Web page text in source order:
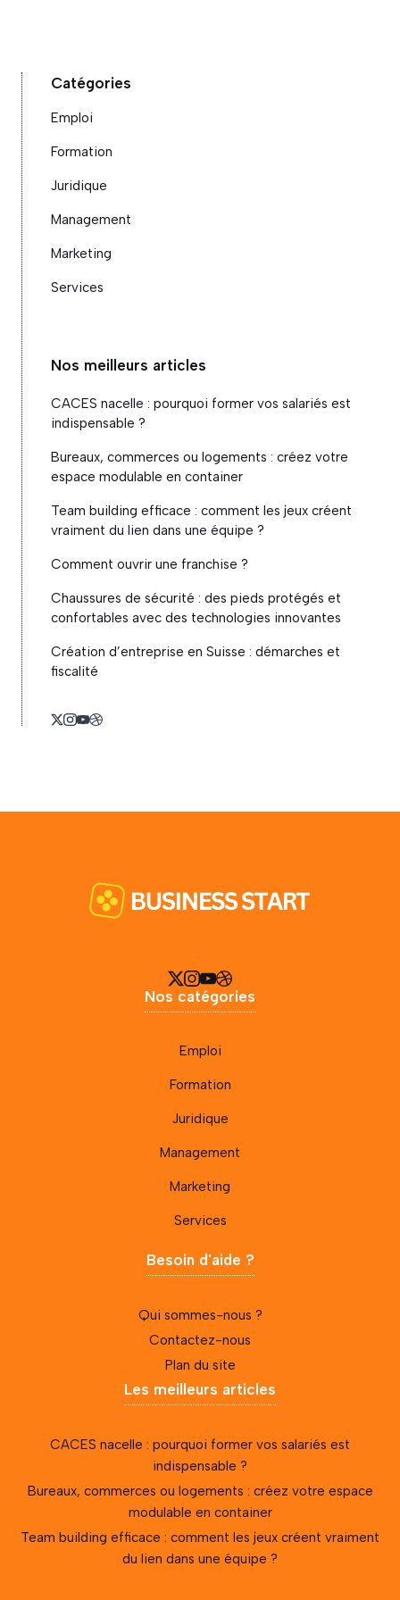
Catégories
Emploi
Formation
Juridique
Management
Marketing
Services
Nos meilleurs articles
CACES nacelle : pourquoi former vos salariés est
indispensable ?
Bureaux, commerces ou logements : créez votre
espace modulable en container
Team building efficace : comment les jeux créent
vraiment du lien dans une équipe ?
Comment ouvrir une franchise ?
Chaussures de sécurité : des pieds protégés et
confortables avec des technologies innovantes
Création d’entreprise en Suisse : démarches et
fiscalité
Nos catégories
Emploi
Formation
Juridique
Management
Marketing
Services
Besoin d'aide ?
Qui sommes-nous ?
Contactez-nous
Plan du site
Les meilleurs articles
CACES nacelle : pourquoi former vos salariés est
indispensable ?
Bureaux, commerces ou logements : créez votre espace
modulable en container
Team building efficace : comment les jeux créent vraiment
du lien dans une équipe ?